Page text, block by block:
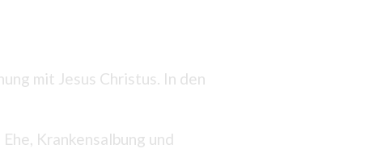
mit Jesus Christus. In den
Krankensalbung und